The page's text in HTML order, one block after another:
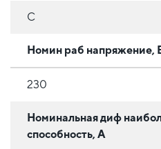
C
Номин раб напряжение,
230
Номинальная диф
способность, А